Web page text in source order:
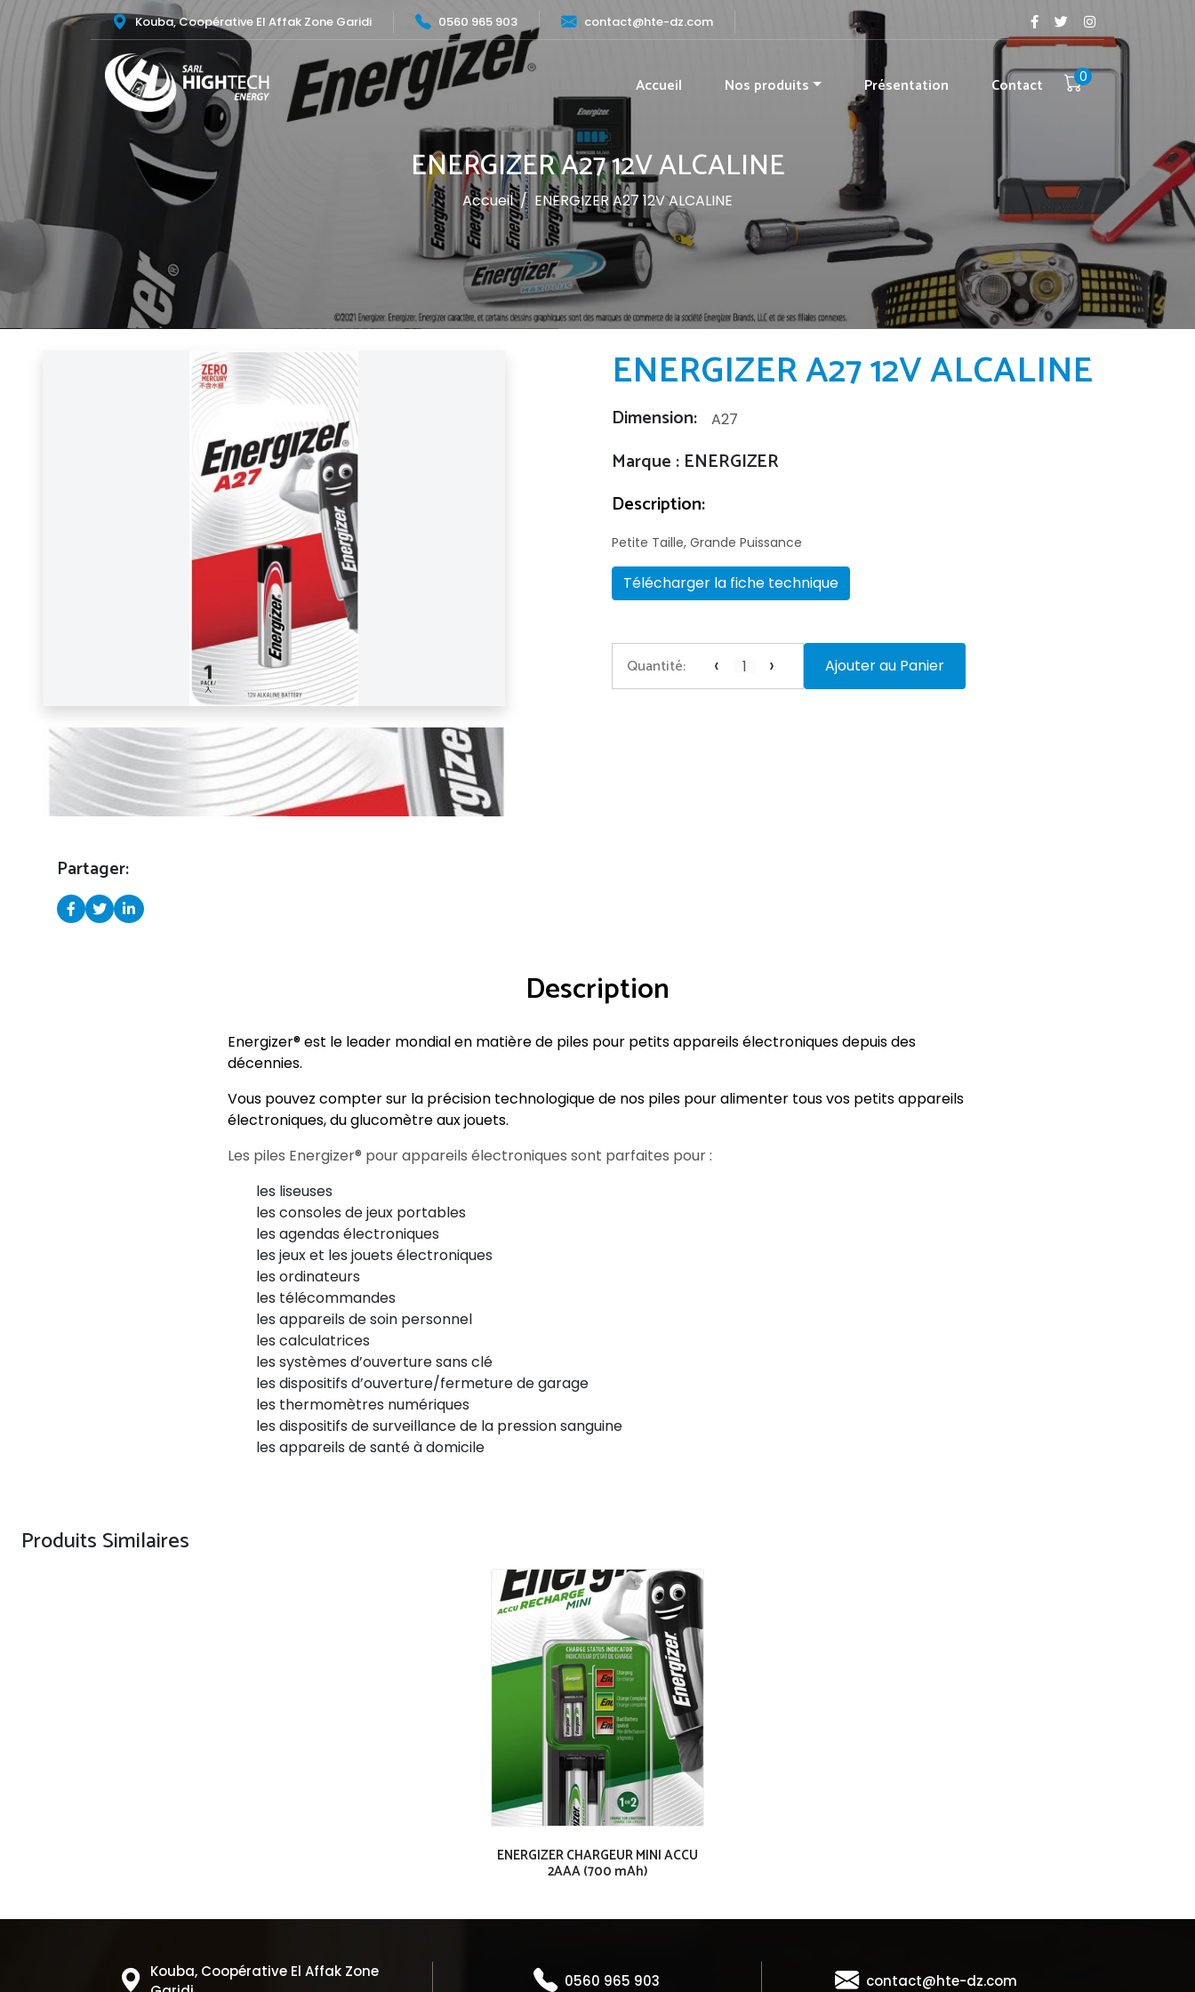
Kouba, Coopérative El Affak Zone Garidi 0560 965 903 contact@hte-dz.com
0
Accueil Nos produits Présentation Contact
ENERGIZER A27 12V ALCALINE
Accueil / ENERGIZER A27 12V ALCALINE
Partager:
ENERGIZER A27 12V ALCALINE
Dimension: A27
Marque : ENERGIZER
Description:
Petite Taille, Grande Puissance
Télécharger la fiche technique
Quantité: ‹ › Ajouter au Panier
Description
Energizer® est le leader mondial en matière de piles pour petits appareils électroniques depuis des
décennies.
Vous pouvez compter sur la précision technologique de nos piles pour alimenter tous vos petits appareils
électroniques, du glucomètre aux jouets.
Les piles Energizer® pour appareils électroniques sont parfaites pour :
les liseuses
les consoles de jeux portables
les agendas électroniques
les jeux et les jouets électroniques
les ordinateurs
les télécommandes
les appareils de soin personnel
les calculatrices
les systèmes d’ouverture sans clé
les dispositifs d’ouverture/fermeture de garage
les thermomètres numériques
les dispositifs de surveillance de la pression sanguine
les appareils de santé à domicile
Produits Similaires
ENERGIZER CHARGEUR MINI ACCU
2AAA (700 mAh)
Kouba, Coopérative El Affak Zone
0560 965 903 contact@hte-dz.com